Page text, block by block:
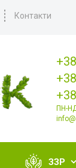
Контакти
ПН-
ЗЗР 